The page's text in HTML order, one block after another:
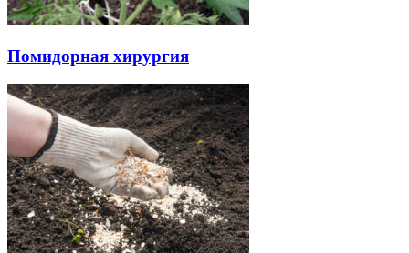
Помидорная хирургия